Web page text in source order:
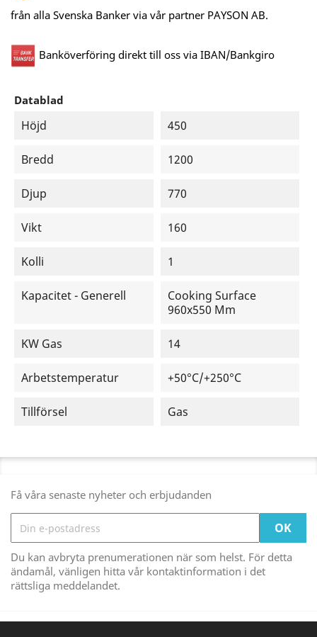
från alla Svenska Banker via vår partner PAYSON AB.
Banköverföring direkt till oss via IBAN/Bankgiro
Datablad
Höjd 450
Bredd 1200
Djup 770
Vikt 160
Kolli 1
Kapacitet - Generell
Cooking Surface
960x550 Mm
KW Gas 14
Arbetstemperatur +50°C/+250°C
Tillförsel Gas
Få våra senaste nyheter och erbjudanden
Du kan avbryta prenumerationen när som helst. För detta
ändamål, vänligen hitta vår kontaktinformation i det
rättsliga meddelandet.